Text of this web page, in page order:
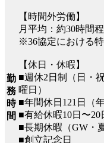
勤
務
時
間
【時間外労働】
月平均：約30時間
※36協定における
【休日・休暇】
■週休2日制（日・
曜日）
■年間休日121日（
■有給休暇10日〜20
■長期休暇（GW・
■創立記念日